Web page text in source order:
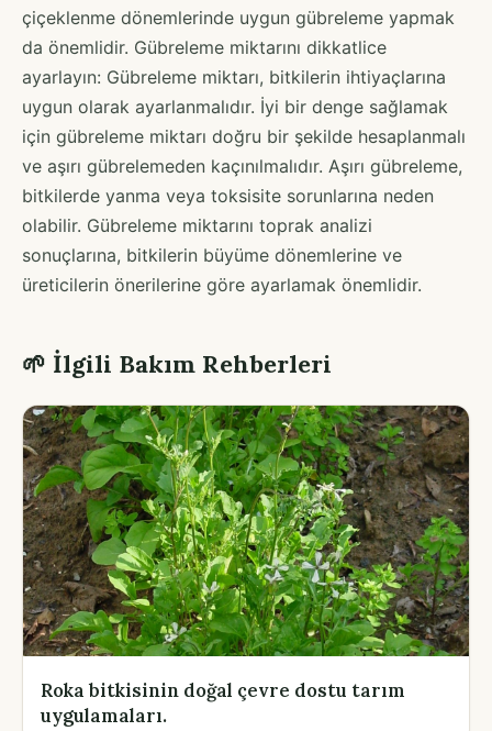
çiçeklenme dönemlerinde uygun gübreleme yapmak
da önemlidir. Gübreleme miktarını dikkatlice
ayarlayın: Gübreleme miktarı, bitkilerin ihtiyaçlarına
uygun olarak ayarlanmalıdır. İyi bir denge sağlamak
için gübreleme miktarı doğru bir şekilde hesaplanmalı
ve aşırı gübrelemeden kaçınılmalıdır. Aşırı gübreleme,
bitkilerde yanma veya toksisite sorunlarına neden
olabilir. Gübreleme miktarını toprak analizi
sonuçlarına, bitkilerin büyüme dönemlerine ve
üreticilerin önerilerine göre ayarlamak önemlidir.
🌱 İlgili Bakım Rehberleri
Roka bitkisinin doğal çevre dostu tarım
uygulamaları.